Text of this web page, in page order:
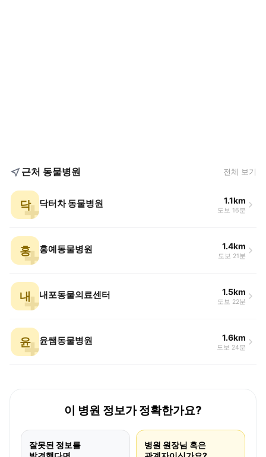
근처 동물병원 전체 보기
닥 닥터차 동물병원 1.1km
도보 16분
홍 홍예동물병원 1.4km
도보 21분
내 내포동물의료센터 1.5km
도보 22분
윤 윤쌤동물병원 1.6km
도보 24분
이 병원 정보가 정확한가요?
잘못된 정보를
병원 원장님 혹은